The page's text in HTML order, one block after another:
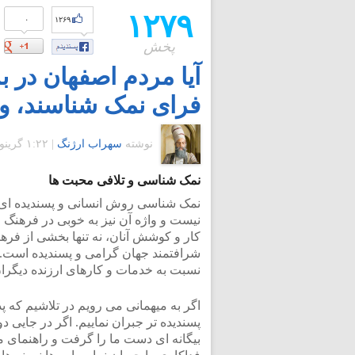
۱۲۷۹
پخش
۰ ۱۲۶۹
آیا مردم اصفهان در
فرای نمک شناسند،
نوشته سهراب ارژنگ ۱:۲۲ گرينويچ - سه شنبه ۲۶ فروردین ۱۳۹۳
نمک شناسی و تلافی محبت ها
نمک شناسی روش انسانی و پسندیده
نیست و واژه آن نیز به خوبی در
کار و کوشش آنان، نه تنها بخشی از
شرافتمند جهان گرامی و پسندیده
نسبت به خدمات و کارهای ارزنده
اگر به میهمانی می رویم در تلاشیم
پسندیده تر جبران نماییم. اگر در
بیگانه ای دست ما را گرفت و راهنمای